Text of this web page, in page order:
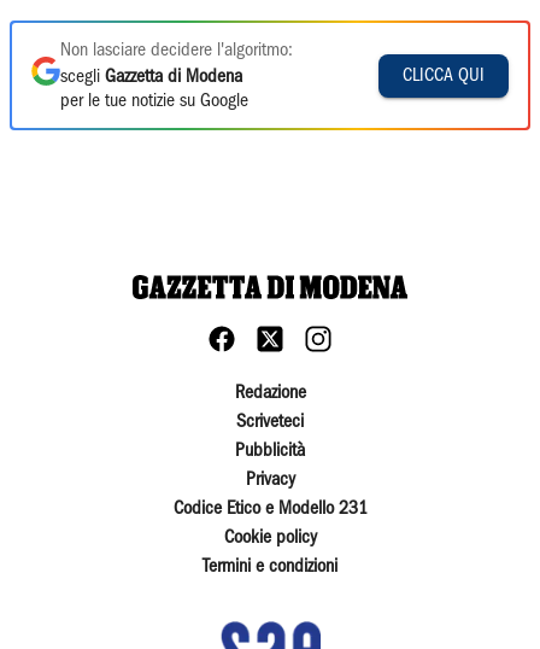
Non lasciare decidere l'algoritmo:
scegli Gazzetta di Modena
per le tue notizie su Google
CLICCA QUI
Redazione
Scriveteci
Pubblicità
Privacy
Codice Etico e Modello 231
Cookie policy
Termini e condizioni